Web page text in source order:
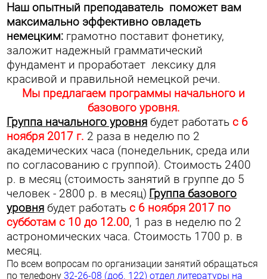
Наш опытный преподаватель поможет вам
максимально эффективно овладеть
немецким: грамотно поставит фонетику,
заложит надежный грамматический
фундамент и проработает лексику для
красивой и правильной немецкой речи.
Мы предлагаем программы начального и
базового уровня.
Группа начального уровня будет работатьс 6
ноября 2017 г. 2 раза в неделю по 2
академических часа (понедельник, среда или
по согласованию с группой). Стоимость 2400
р. в месяц (стоимость занятий в группе до 5
человек - 2800 р. в месяц) Группа базового
уровня будет работать с 6 ноября 2017 по
субботам с 10 до 12.00, 1 раз в неделю по 2
астрономических часа. Стоимость 1700 р. в
месяц.
По всем вопросам по организации занятий обращаться
по телефону32-26-08 (доб. 122) отдел литературы на